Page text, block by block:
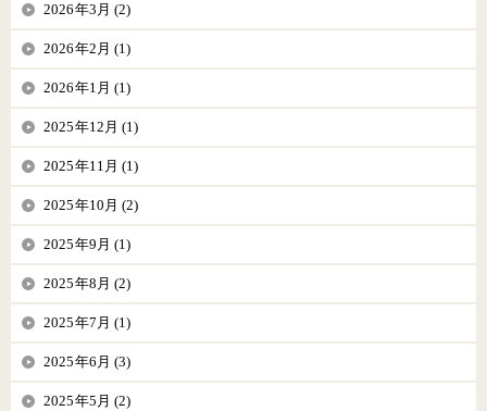
2026年3月 (2)
2026年2月 (1)
2026年1月 (1)
2025年12月 (1)
2025年11月 (1)
2025年10月 (2)
2025年9月 (1)
2025年8月 (2)
2025年7月 (1)
2025年6月 (3)
2025年5月 (2)